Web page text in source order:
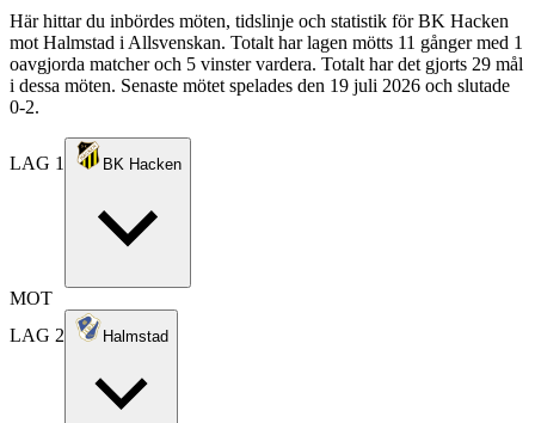
Här hittar du inbördes möten, tidslinje och statistik för BK Hacken
mot Halmstad i Allsvenskan. Totalt har lagen mötts 11 gånger med 1
oavgjorda matcher och 5 vinster vardera. Totalt har det gjorts 29 mål
i dessa möten. Senaste mötet spelades den 19 juli 2026 och slutade
0-2.
LAG 1 BK Hacken
MOT
LAG 2
Halmstad